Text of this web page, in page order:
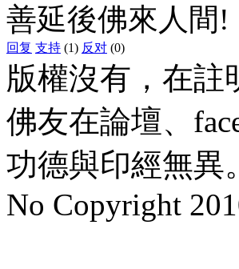
善延後佛來人間!
回复 支持 (1) 反对 (0)
版權沒有，在註
佛友在論壇、
功德與印經無異。
No Copyright